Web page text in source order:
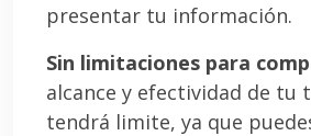
presentar tu información.
Sin limitaciones para
alcance y efectividad de tu
tendrá limite, ya que